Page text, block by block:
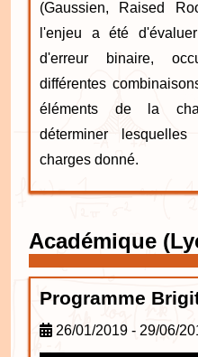
(Gaussien, Raised
l'enjeu a été
d'erreur binaire,
différentes
éléments de la
déterminer
charges donné.
Académique
Programme
26/01/2019 - 29/06/